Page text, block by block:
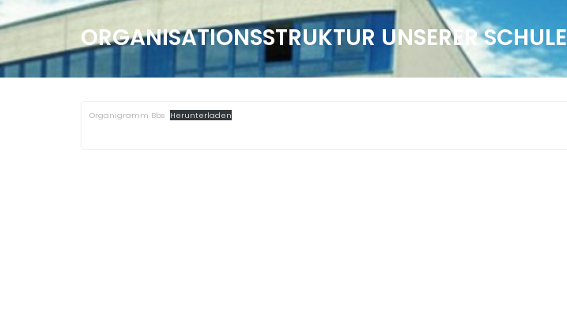
ORGANISATIONSSTRUKTUR UNSERER SCHULE
Organigramm Bbs Herunterladen